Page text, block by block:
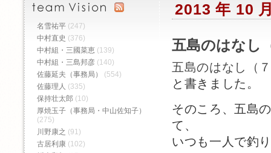
2013 年 10
五島のはなし
五島のはなし（
と書きました。
そのころ、五島
て、
いつも一人で釣
名雪祐平 (247)
中村直史 (376)
中村組・三國菜恵 (139)
中村組・三島邦彦 (140)
佐藤延夫（事務局）
(554)
佐藤理人 (335)
保持壮太郎 (10)
厚焼玉子（事務局・中山佐知子）
(275)
川野康之 (91)
古居利康 (102)